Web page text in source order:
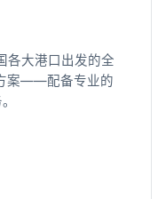
各大港口出发的全
案——配备专业的